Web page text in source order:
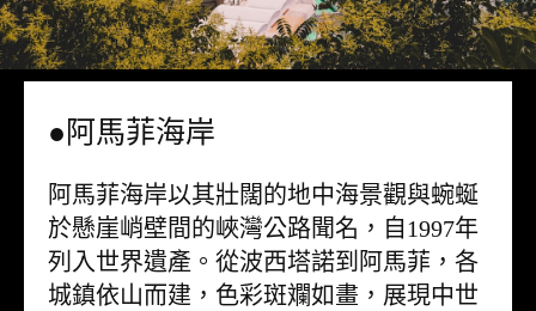
●阿馬菲海岸
阿馬菲海岸以其壯闊的地中海景觀與蜿蜒
於懸崖峭壁間的峽灣公路聞名，自1997年
列入世界遺產。從波西塔諾到阿馬菲，各
城鎮依山而建，色彩斑斕如畫，展現中世